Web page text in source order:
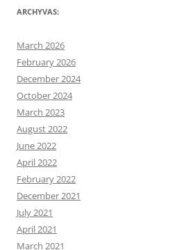
ARCHYVAS:
March 2026
February 2026
December 2024
October 2024
March 2023
August 2022
June 2022
April 2022
February 2022
December 2021
July 2021
April 2021
March 2021